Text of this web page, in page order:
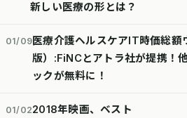
新しい医療の形とは？
01/09医療介護ヘルスケアIT時価総額
版）:FiNCとアトラ社が提携！
ックが無料に！
01/022018年映画、ベスト